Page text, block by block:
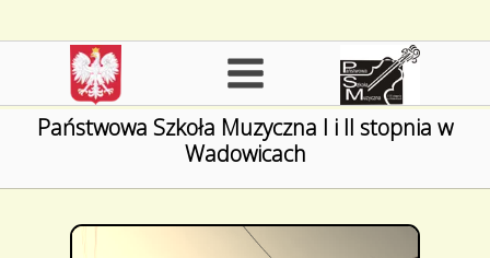
Państwowa Szkoła Muzyczna I i II stopnia w
Wadowicach